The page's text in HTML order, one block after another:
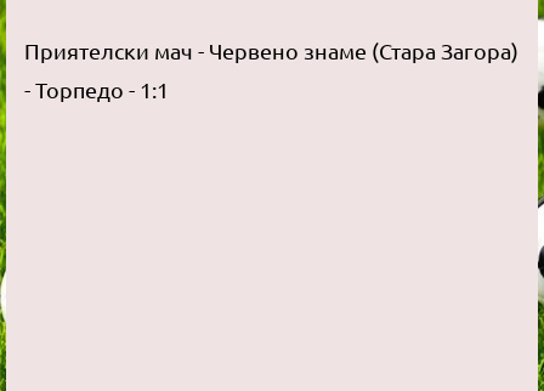
Приятелски мач - Червено знаме (Стара Загора)
- Торпедо - 1:1